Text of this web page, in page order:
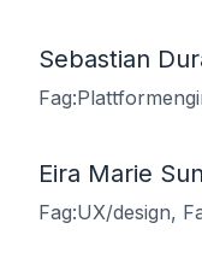
Sebastian
Eira Marie
Fag:UX/design,